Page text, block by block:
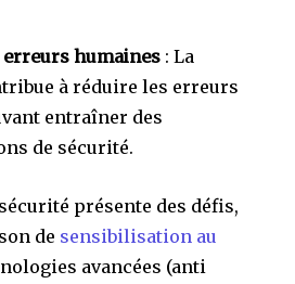
erreurs humaines : La
à réduire les erreurs
entraîner des
de sécurité.
présente des défis,
de sensibilisation au
avancées (anti